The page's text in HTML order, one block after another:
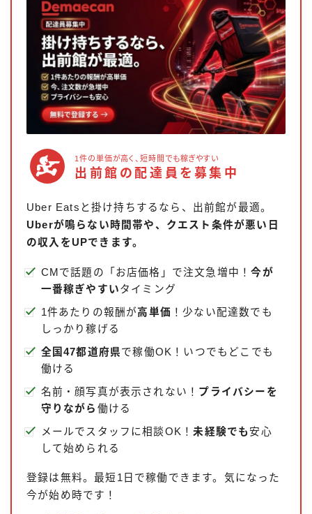
1件の単価が高く、短時間でも稼ぎやすい
出前館の配達員を募集中
Uber Eatsと掛け持ちするなら、出前館が最適。
Uberが鳴らない時間帯や、クエスト条件が悪い日
の収入をUPできます。
CMで話題の「お店価格」で注文急増中！今が
一番稼ぎやすいタイミング
1件あたりの報酬が高単価 ！少ない配達数でも
しっかり稼げる
全国47都道府県で稼働OK！いつでもどこでも
働ける
名前・顔写真が表示されない！ プライバシーを
守りながら 働ける
メールでスタッフに相談OK！未経験でも安心
して始められる
登録は無料。最短1日で稼働できます。気になった
今が始め時です！